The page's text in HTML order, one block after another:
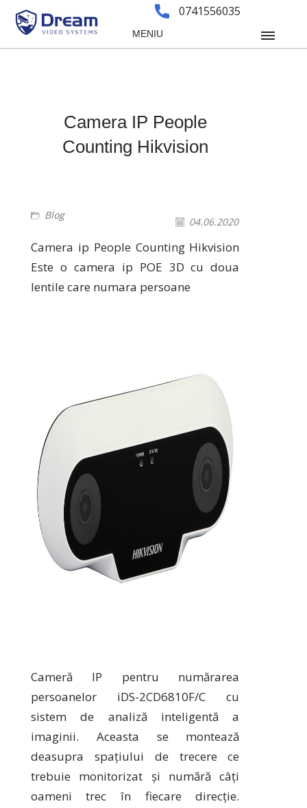
0741556035
MENIU
Camera IP People
Counting Hikvision
Blog
04.06.2020
Camera ip People Counting Hikvision
Este o camera ip POE 3D cu doua
lentile care numara persoane
Cameră IP pentru numărarea
persoanelor iDS-2CD6810F/C cu
sistem de analiză inteligentă a
imaginii. Aceasta se montează
deasupra spațiului de trecere ce
trebuie monitorizat și numără câți
oameni trec în fiecare direcție.